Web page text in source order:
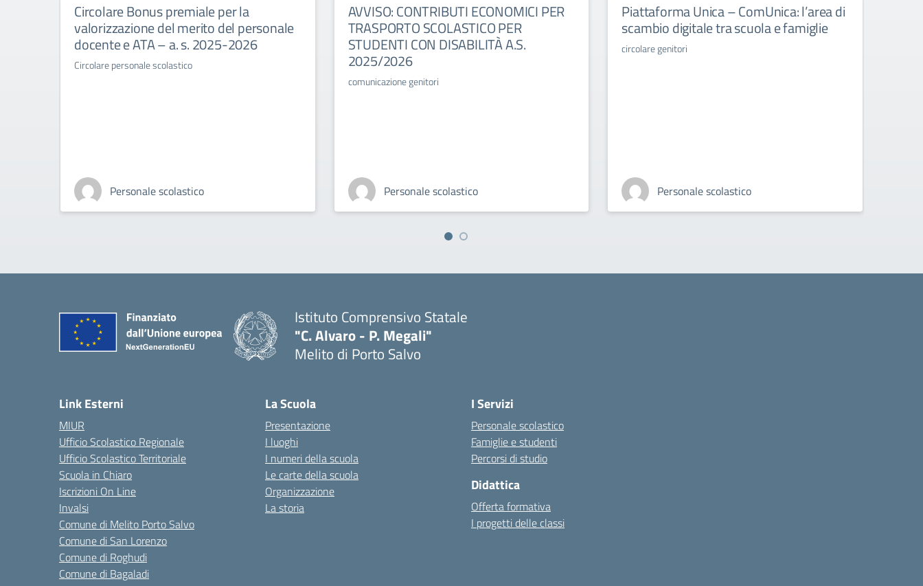
Circolare Bonus premiale per la
valorizzazione del merito del personale
docente e ATA – a. s. 2025-2026
Circolare personale scolastico
Personale scolastico
AVVISO: CONTRIBUTI ECONOMICI PER
TRASPORTO SCOLASTICO PER
STUDENTI CON DISABILITÀ A.S.
2025/2026
comunicazione genitori
Personale scolastico
Piattaforma Unica – ComUnica: l’area di
scambio digitale tra scuola e famiglie
circolare genitori
Personale scolastico
Istituto Comprensivo Statale
"C. Alvaro - P. Megali"
Melito di Porto Salvo
Link Esterni
MIUR
Ufficio Scolastico Regionale
Ufficio Scolastico Territoriale
Scuola in Chiaro
Iscrizioni On Line
Invalsi
Comune di Melito Porto Salvo
Comune di San Lorenzo
Comune di Roghudi
Comune di Bagaladi
La Scuola
Presentazione
I luoghi
I numeri della scuola
Le carte della scuola
Organizzazione
La storia
I Servizi
Personale scolastico
Famiglie e studenti
Percorsi di studio
Didattica
Offerta formativa
I progetti delle classi